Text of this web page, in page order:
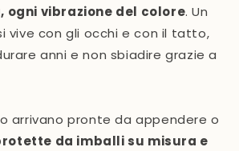
ogni vibrazione del colore. Un
vive con gli occhi e con il tatto,
anni e non sbiadire grazie a
arrivano pronte da appendere o
da imballi su misura e